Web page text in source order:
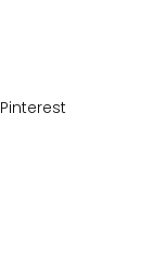
Pinterest